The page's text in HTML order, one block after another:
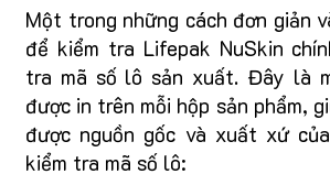
Một trong những cách đơn giản
để kiểm tra Lifepak NuSkin
tra mã số lô sản xuất. Đây là
được in trên mỗi hộp sản phẩm,
được nguồn gốc và xuất xứ
kiểm tra mã số lô: